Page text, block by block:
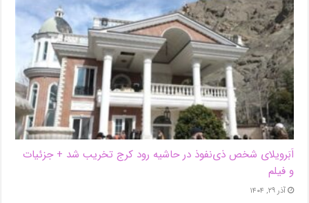
اَبَر‌ویلای شخص ذی‌نفوذ در حاشیه‌ رود کرج تخریب شد + جزئیات
و فیلم
آذر ۲۹, ۱۴۰۴